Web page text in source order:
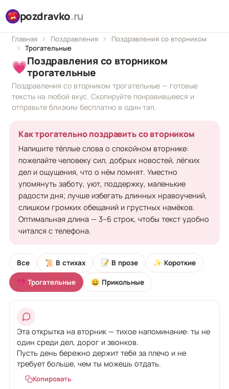
pozdravko.ru
Главная Поздравления
Поздравления со вторником
Трогательные
💗Поздравления со вторником
трогательные
Поздравления со вторником трогательные — готовые
тексты на любой вкус. Скопируйте понравившееся и
отправьте близким бесплатно в один тап.
Как трогательно поздравить со вторником
Напишите тёплые слова о спокойном вторнике:
пожелайте человеку сил, добрых новостей, лёгких
дел и ощущения, что о нём помнят. Уместно
упомянуть заботу, уют, поддержку, маленькие
радости дня; лучше избегать длинных нравоучений,
слишком громких обещаний и грустных намёков.
Оптимальная длина — 3–6 строк, чтобы текст удобно
читался с телефона.
Все 📜 В стихах 📝 В прозе ✨ Короткие
💗 Трогательные 😄 Прикольные
Эта открытка на вторник — тихое напоминание: ты не
один среди дел, дорог и звонков.
Пусть день бережно держит тебя за плечо и не
требует больше, чем ты можешь отдать.
Копировать